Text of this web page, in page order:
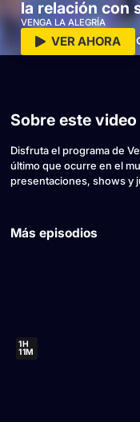
la relación con
comparte
público y
VENGA LA ALEGRÍA
VER AHORA
Sobre este video
Disfruta el programa de
último que ocurre en el
presentaciones, shows y
Más episodios
1H
11M